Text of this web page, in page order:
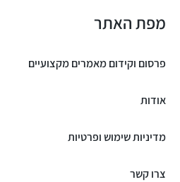
מפת האתר
פרסום וקידום מאמרים מקצועיים
אודות
מדיניות שימוש ופרטיות
צרו קשר